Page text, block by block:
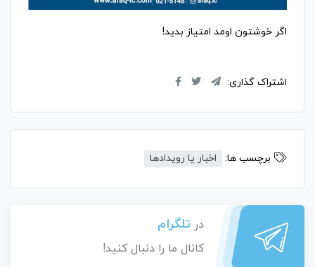
اگر خوشتون اومد امتیاز بدید!
اشتراک گذاری:
برچسب ها: اخبار یا رویدادها
در تلگرام
کانال ما را دنبال کنید!